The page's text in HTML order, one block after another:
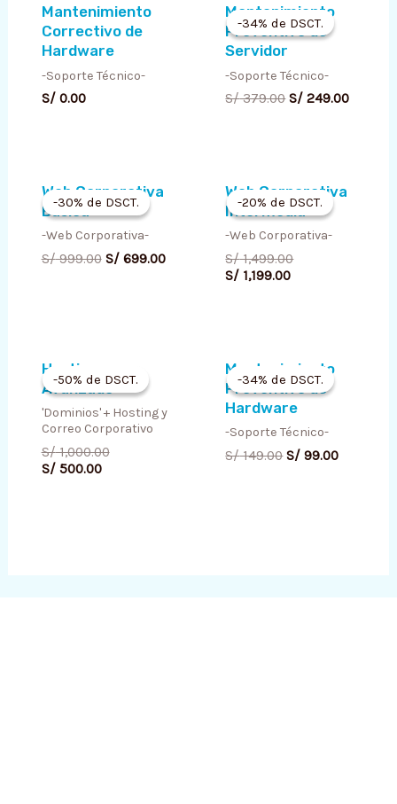
Mantenimiento
Correctivo de
Hardware
-Soporte Técnico-
S/0.00
-34% de DSCT.
-34% de DSCT.
Mantenimiento
Preventivo de
Servidor
-Soporte Técnico-
S/379.00
price
was:
S/ 249.00
-30% de DSCT.
-30% de DSCT.
Web Corporativa
Básica
-Web Corporativa-
S/999.00
price
was:
S/ 999.00.
S/699.00
-20% de DSCT.
-20% de DSCT.
Web Corporativa
Intermedia
-Web Corporativa-
S/1,499.00
price
was:
S/ 1,499.00.
S/ 1,199.00
price
is:
S/ 1,199.00.
-50% de DSCT.
-50% de DSCT.
Hosting
Avanzado
'Dominios' + Hosting y
Correo Corporativo
S/1,000.00
was:
S/ 1,000.00.
S/500.00
is:
S/ 500.00.
-34% de DSCT.
-34% de DSCT.
Mantenimiento
Preventivo de
Hardware
-Soporte Técnico-
S/149.00
price
was:
S/ 149.00.
S/ 99.00